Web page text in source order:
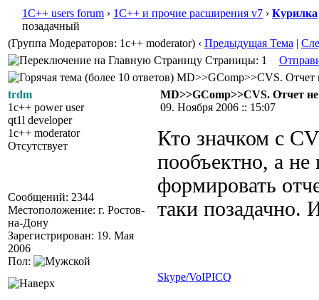
1С++ users forum › 1С++ и прочие расширения v7 › Курилка
позадачный
(Группа Модераторов: 1c++ moderator) ‹ Предыдущая Тема |
Страницы: 1
MD>>GComp>>CVS. Отчет
trdm
1c++ power user
qt1l developer
1c++ moderator
Отсутствует
Сообщений: 2344
Местоположение: г. Ростов-
на-Дону
Зарегистрирован: 19. Мая
2006
Пол:
MD>>GComp>>CVS. Отчет
09. Ноября 2006 :: 15:07
Кто значком с
пообъектно, а не
формировать
таки позадачно.
Skype/VoIPICQ